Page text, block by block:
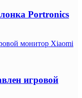
Portronics
монитор Xiaomi
игровой